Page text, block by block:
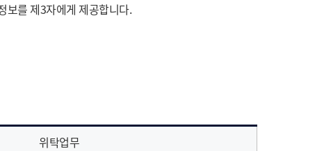
보를 제3자에게 제공합니다.
위탁업무